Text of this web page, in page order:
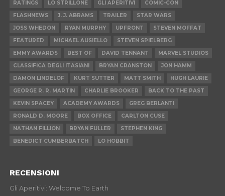
RATINGS LO STRILLONE GLI APERITIVI
COMIC-CON
FLASHNEWS
J. J. ABRAMS TRAILER
STAR WARS
JOSS WHEDON
RYAN MURPHY UPFRONT
STEVEN MOFFAT
FEATURED
MICHAEL AUSIELLO
STEVEN SPIELBERG
EMMY AWARDS
BEST OF DAVID TENNANT
MARVEL STUDIOS
CLASSIFICA DEGLI ITASIANI
BRYAN CRANSTON
JON HAMM
DAMON LINDELOF
KURT SUTTER MATT SMITH
HUGH LAURIE
GEORGE R. R. MARTIN
CHARLIE BROOKER
BACK TO THE PAST
KEVIN SPACEY
ACADEMY AWARDS
GREG BERLANTI
RONALD D. MOORE
BOX OFFICE
CARLTON CUSE
NATHAN FILLION
BRYAN FULLER
STEPHEN KING
BENEDICT CUMBERBATCH
LO HOBBIT
RECENSIONI
Gli Aperitivi: Welcome To Earth